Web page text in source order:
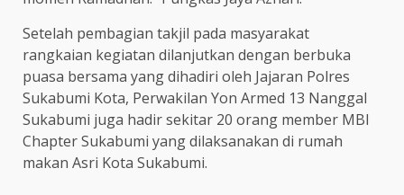
Setelah pembagian takjil pada masyarakat
rangkaian kegiatan dilanjutkan dengan berbuka
puasa bersama yang dihadiri oleh Jajaran Polres
Sukabumi Kota, Perwakilan Yon Armed 13 Nanggal
Sukabumi juga hadir sekitar 20 orang member MBI
Chapter Sukabumi yang dilaksanakan di rumah
makan Asri Kota Sukabumi.